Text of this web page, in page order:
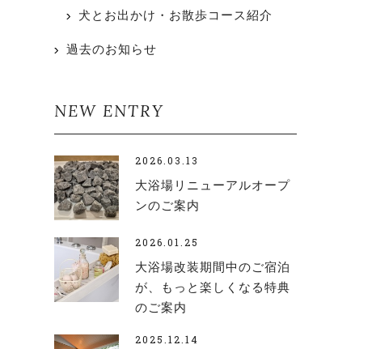
犬とお出かけ・お散歩コース紹介
過去のお知らせ
NEW ENTRY
2026.03.13
大浴場リニューアルオープ
ンのご案内
2026.01.25
大浴場改装期間中のご宿泊
が、もっと楽しくなる特典
のご案内
2025.12.14